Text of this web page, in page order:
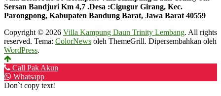
Sersan Bandjuri Km 4,7 .Desa :Cigugur Girang, Kec.
Parongpong, Kabupaten Bandung Barat, Jawa Barat 40559
Copyright © 2026 Villa Kampung Daun Trinity Lembang. All rights
reserved. Tema: ColorNews oleh ThemeGrill. Dipersembahkan oleh
WordPress.
Call Pak Akun
Whatsapp
Don`t copy text!